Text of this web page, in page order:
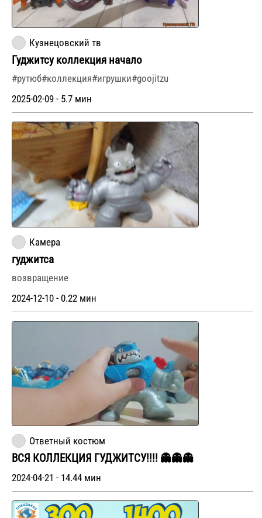
Кузнецовский тв
Гуджитсу коллекция начало
#рутюб#коллекция#игрушки#goojitzu
2025-02-09 - 5.7 мин
Камера
гуджитса
возвращение
2024-12-10 - 0.22 мин
Ответный костюм
ВСЯ КОЛЛЕКЦИЯ ГУДЖИТСУ!!!! 👻👻👻
2024-04-21 - 14.44 мин